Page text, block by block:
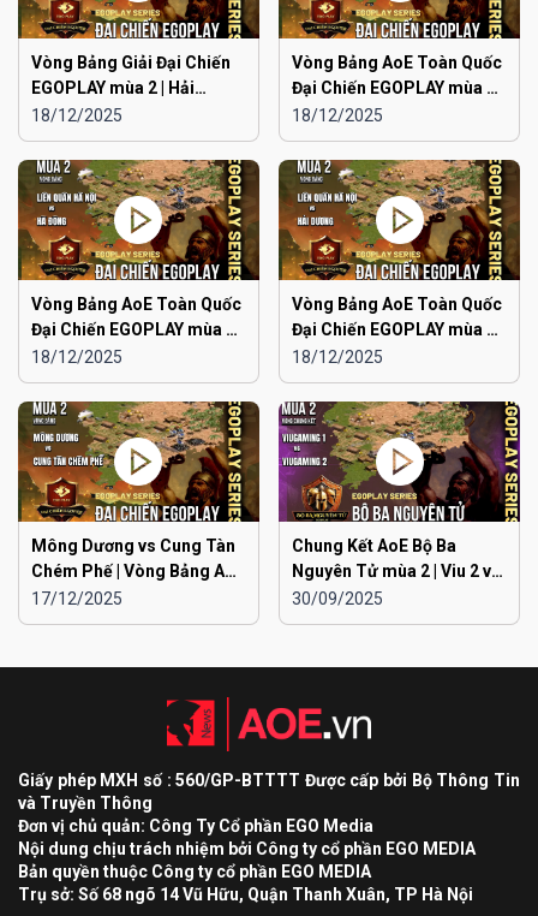
Vòng Bảng Giải Đại Chiến
EGOPLAY mùa 2 | Hải
Phòng vs Ninh Bình
18/12/2025
Vòng Bảng AoE Toàn Quốc
Đại Chiến EGOPLAY mùa 2 |
Japan vs Hải Phòng
18/12/2025
Vòng Bảng AoE Toàn Quốc
Đại Chiến EGOPLAY mùa 2 |
Liên Quân Hà Nội vs Hà
Đông
18/12/2025
Vòng Bảng AoE Toàn Quốc
Đại Chiến EGOPLAY mùa 2 |
Liên Quân Hà Nội vs Hải
Dương
18/12/2025
Mông Dương vs Cung Tàn
Chém Phế | Vòng Bảng AoE
Toàn Quốc Đại Chiến
EGOPLAY mùa 2
17/12/2025
Chung Kết AoE Bộ Ba
Nguyên Tử mùa 2 | Viu 2 vs
Viu 1
30/09/2025
Giấy phép MXH số : 560/GP-BTTTT Được cấp bởi Bộ Thông Tin
và Truyền Thông
Đơn vị chủ quản: Công Ty Cổ phần EGO Media
Nội dung chịu trách nhiệm bởi Công ty cổ phần EGO MEDIA
Bản quyền thuộc Công ty cổ phần EGO MEDIA
Trụ sở: Số 68 ngõ 14 Vũ Hữu, Quận Thanh Xuân, TP Hà Nội